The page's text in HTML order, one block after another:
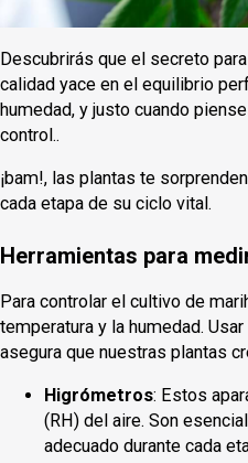
Descubrirás que el secreto
calidad yace en el equilibrio
humedad, y justo cuando
control..
¡bam!, las plantas te
cada etapa de su ciclo vital.
Herramientas para
Para controlar el cultivo de
temperatura y la humedad.
asegura que nuestras plantas
Higrómetros: Estos
(RH) del aire. Son
adecuado durante cada